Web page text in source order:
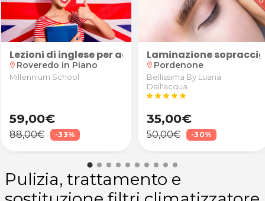
drenante da Studio Olos a Pordenone
Olos a Pordenone
antibatterico e sanificazione condotti
Lezioni di inglese per adulti o bambini/ragazzi da
location_on Roveredo in Piano
Millennium School
59,00€
88,00€ -33%
Laminazione
location_on Pordenone
Bellissima By Luana
Dall'acqua
starstarstarstarstar
35,00€
50,00€ -30%
Pulizia, trattamento e